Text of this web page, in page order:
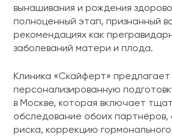
вынашивания и рождения
полноценный этап, признанный
рекомендациях как
заболеваний матери и плода.
Клиника «Скайферт» предлагает
персонализированную
в Москве, которая включает
обследование обоих партнёров,
риска, коррекцию гормонального